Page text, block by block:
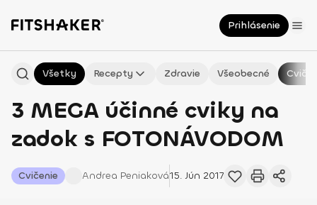
Prihlásenie
Všetky Recepty Zdravie Všeobecné
3 MEGA účinné cviky na
zadok s FOTONÁVODOM
Cvičenie Andrea Peniaková15. Jún 2017